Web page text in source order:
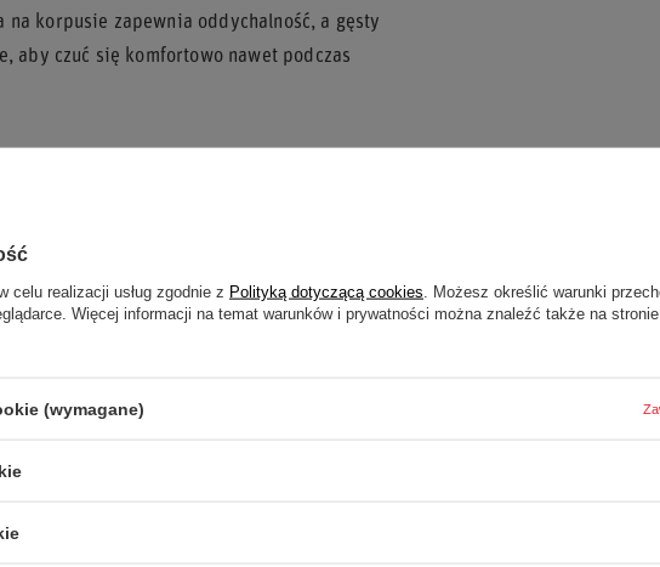
korpusie zapewnia oddychalność, a gęsty
aby czuć się komfortowo nawet podczas
naszywka „MoneyGram HAAS F1 TEAM”
charakter. Dwa białe paski dodają
ciepło i komfort.
zespołu.
zimowe spacery.
celu realizacji usług zgodnie z Polityką dotyczącą cookies . Możesz określić warunki
Więcej informacji na temat warunków i prywatności można znaleźć także na stronie
(wymagane)